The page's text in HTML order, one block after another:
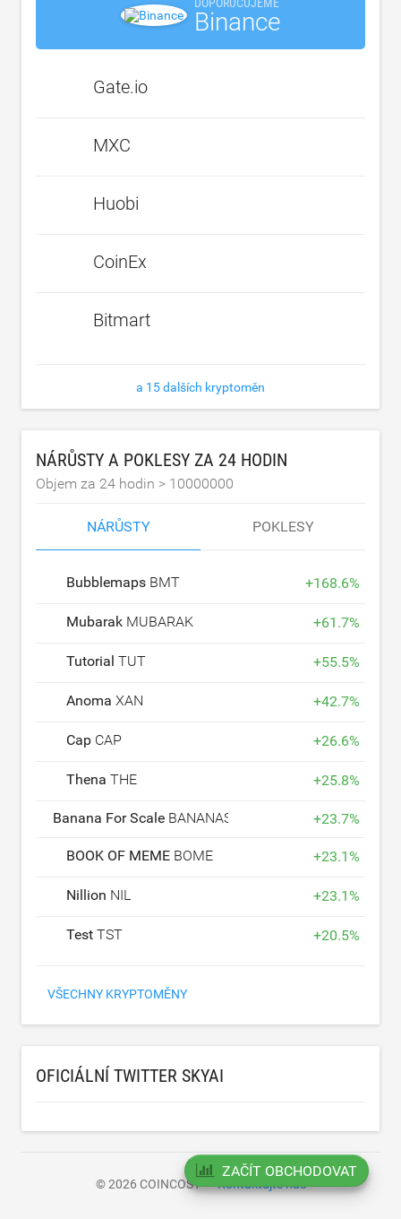
Binance
Gate.io
MXC
Huobi
CoinEx
Bitmart
a 15 dalších kryptoměn
NÁRŮSTY A POKLESY ZA 24 HODIN
Objem za 24 hodin > 10000000
NÁRŮSTY POKLESY
Bubblemaps BMT +168.6%
Mubarak MUBARAK +61.7%
Tutorial TUT +55.5%
Anoma XAN +42.7%
Cap CAP +26.6%
Thena THE +25.8%
Banana For Scale BANANAS31 +23.7%
BOOK OF MEME BOME +23.1%
Nillion NIL +23.1%
Test TST +20.5%
VŠECHNY KRYPTOMĚNY
OFICIÁLNÍ TWITTER SKYAI
© 2026 COINCOST Kontaktujte nás
ZAČÍT OBCHODOVAT